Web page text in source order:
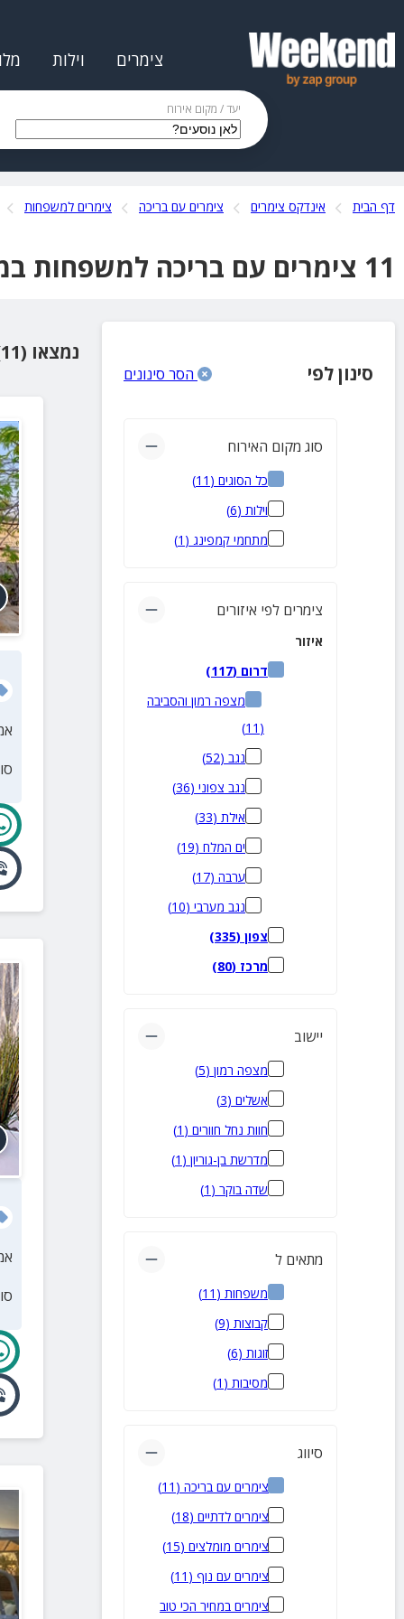
צימרים וילות
יעד / מקום אירוח
דף הבית אינדקס צימרים צימרים עם בריכה צימרים למשפחות
11 צימרים עם בריכה למשפחות במצפה רמון והסביבה
סינון לפי הסר סינונים
סוג מקום האירוח
כל הסוגים (
11
)
וילות (
6
)
מתחמי קמפינג (
1
)
צימרים לפי איזורים
איזור
דרום (
117
)
מצפה רמון והסביבה
(
11
)
נגב (
52
)
נגב צפוני (
36
)
אילת (
33
)
ים המלח (
19
)
ערבה (
17
)
נגב מערבי (
10
)
צפון (
335
)
מרכז (
80
)
יישוב
מצפה רמון (
5
)
אשלים (
3
)
חוות נחל חוורים (
1
)
מדרשת בן-גוריון (
1
)
שדה בוקר (
1
)
מתאים ל
משפחות (
11
)
קבוצות (
9
)
זוגות (
6
)
מסיבות (
1
)
סיווג
צימרים עם בריכה (
11
)
צימרים לדתיים (
18
)
צימרים מומלצים (
15
)
צימרים עם נוף (
11
)
צימרים במחיר הכי טוב
נמצאו (11) מקומות אירוח